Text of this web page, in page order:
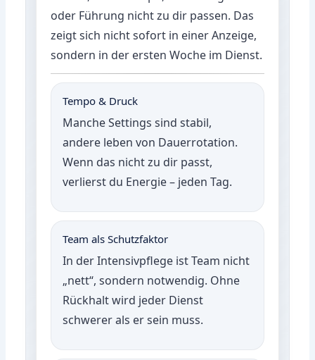
oder Führung nicht zu dir passen. Das
zeigt sich nicht sofort in einer Anzeige,
sondern in der ersten Woche im Dienst.
Tempo & Druck
Manche Settings sind stabil,
andere leben von Dauerrotation.
Wenn das nicht zu dir passt,
verlierst du Energie – jeden Tag.
Team als Schutzfaktor
In der Intensivpflege ist Team nicht
„nett“, sondern notwendig. Ohne
Rückhalt wird jeder Dienst
schwerer als er sein muss.